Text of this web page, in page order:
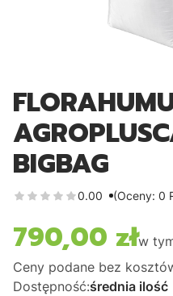
BIGBAG
0.00 (Oceny: 0
Cena
790,00 złw
Ceny podane bez
Dostępność:średnia ilość